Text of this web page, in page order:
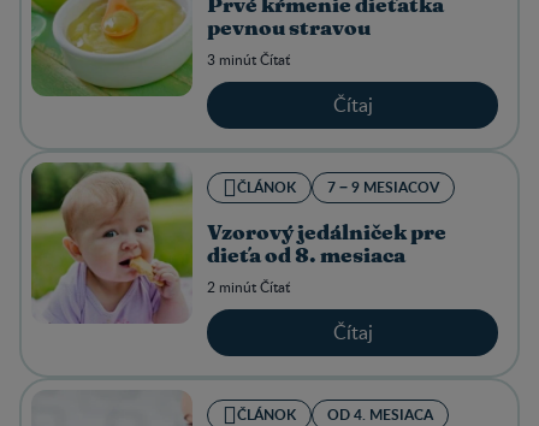
Prvé kŕmenie dieťatka
pevnou stravou
3 minút Čítať
Čítaj
ČLÁNOK 7 − 9 MESIACOV
Vzorový jedálniček pre
dieťa od 8. mesiaca
2 minút Čítať
Čítaj
ČLÁNOK OD 4. MESIACA